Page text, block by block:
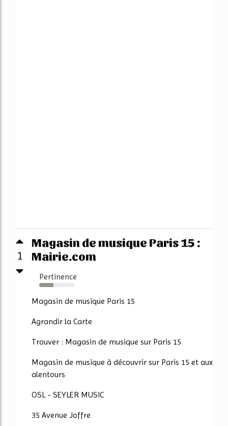
1
Magasin de musique Paris 15 :
Mairie.com
Pertinence
40%
Magasin de musique Paris 15
Agrandir la Carte
Trouver : Magasin de musique sur Paris 15
Magasin de musique à découvrir sur Paris 15 et aux
alentours
OSL - SEYLER MUSIC
35 Avenue Joffre